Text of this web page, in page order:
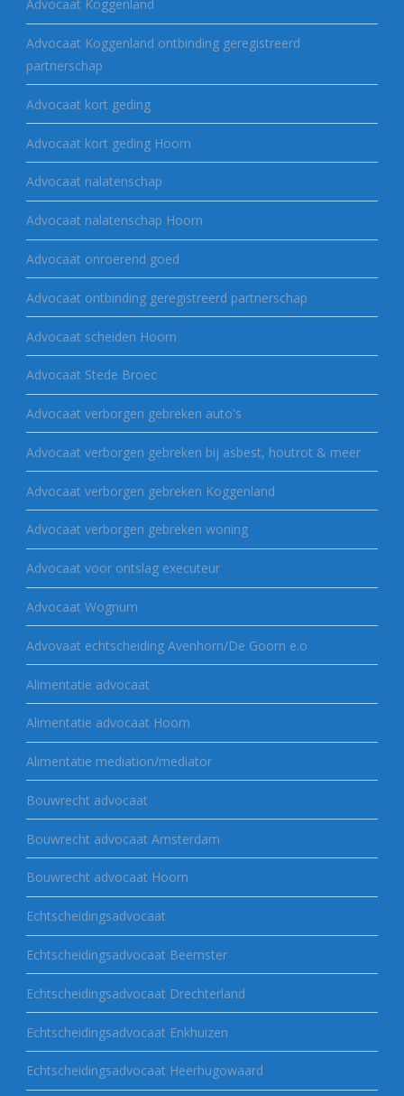
Advocaat Koggenland
Advocaat Koggenland ontbinding geregistreerd
partnerschap
Advocaat kort geding
Advocaat kort geding Hoorn
Advocaat nalatenschap
Advocaat nalatenschap Hoorn
Advocaat onroerend goed
Advocaat ontbinding geregistreerd partnerschap
Advocaat scheiden Hoorn
Advocaat Stede Broec
Advocaat verborgen gebreken auto's
Advocaat verborgen gebreken bij asbest, houtrot & meer
Advocaat verborgen gebreken Koggenland
Advocaat verborgen gebreken woning
Advocaat voor ontslag executeur
Advocaat Wognum
Advovaat echtscheiding Avenhorn/De Goorn e.o
Alimentatie advocaat
Alimentatie advocaat Hoorn
Alimentatie mediation/mediator
Bouwrecht advocaat
Bouwrecht advocaat Amsterdam
Bouwrecht advocaat Hoorn
Echtscheidingsadvocaat
Echtscheidingsadvocaat Beemster
Echtscheidingsadvocaat Drechterland
Echtscheidingsadvocaat Enkhuizen
Echtscheidingsadvocaat Heerhugowaard